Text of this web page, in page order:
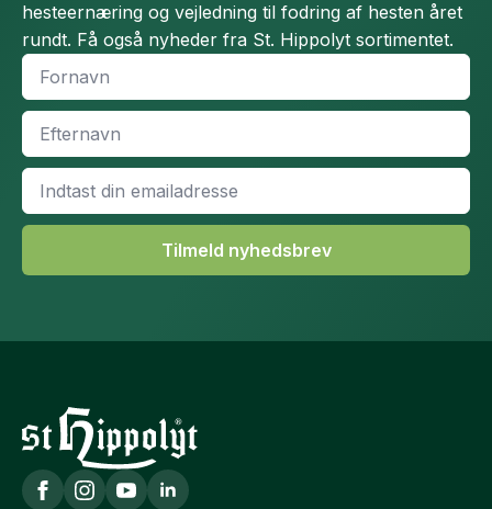
hesteernæring og vejledning til fodring af hesten året
rundt. Få også nyheder fra St. Hippolyt sortimentet.
Fornavn
Efternavn
Email
Tilmeld nyhedsbrev